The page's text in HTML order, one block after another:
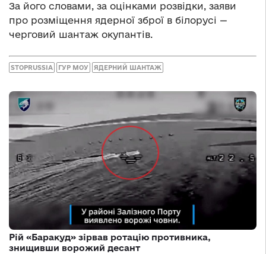
За його словами, за оцінками розвідки, заяви
про розміщення ядерної зброї в білорусі —
черговий шантаж окупантів.
STOPRUSSIA ГУР МОУ ЯДЕРНИЙ ШАНТАЖ
Рій «Баракуд» зірвав ротацію противника,
знищивши ворожий десант